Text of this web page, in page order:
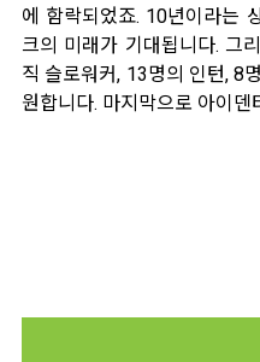
에 함락되었죠. 10년이라는
크의 미래가 기대됩니다. 그
직 슬로워커, 13명의 인턴, 8
원합니다. 마지막으로 아이덴